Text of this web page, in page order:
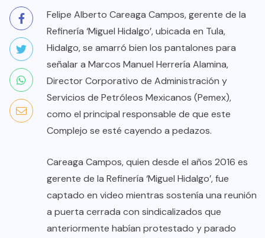
Felipe Alberto Careaga Campos, gerente de la
Refinería ‘Miguel Hidalgo’, ubicada en Tula,
Hidalgo, se amarró bien los pantalones para
señalar a Marcos Manuel Herrería Alamina,
Director Corporativo de Administración y
Servicios de Petróleos Mexicanos (Pemex),
como el principal responsable de que este
Complejo se esté cayendo a pedazos.
Careaga Campos, quien desde el años 2016 es
gerente de la Refinería ‘Miguel Hidalgo’, fue
captado en video mientras sostenía una reunión
a puerta cerrada con sindicalizados que
anteriormente habían protestado y parado